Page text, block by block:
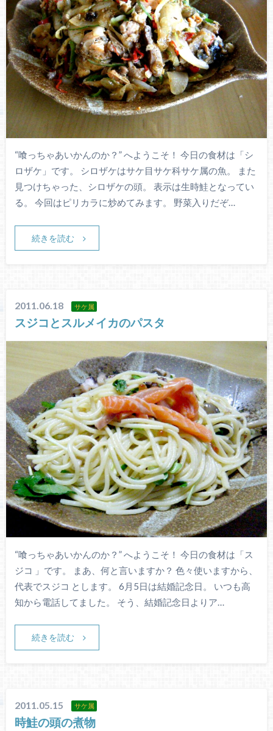
“喰っちゃあいかんのか？” へようこそ！ 今日の食材は「シ
ロザケ」です。 シロザケはサケ目サケ科サケ属の魚。 また
見つけちゃった、シロザケの頭。 表示は生時鮭となってい
る。 今回はピリカラに炒めてみます。 野菜入りだぞ…
続きを読む
2011.06.18 サケ属
スジコとスルメイカのパスタ
“喰っちゃあいかんのか？” へようこそ！ 今日の食材は「ス
ジコ 」です。 まあ、何と言いますか？ 色々使いますから、
代表でスジコ とします。 6月5日は結婚記念日。 いつも高
知から電話してました。 そう、結婚記念日よりア…
続きを読む
2011.05.15 サケ属
時鮭の頭の煮物